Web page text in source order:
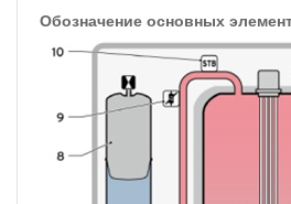
Обозначение основных